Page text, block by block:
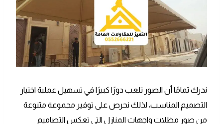
ندرك تمامًا أن الصور تلعب دورًا كبيرًا في تسهيل عملية اختيار
التصميم المناسب، لذلك نحرص على توفير مجموعة متنوعة
من صور مظلات واجهات المنازل التي تعكس التصاميم